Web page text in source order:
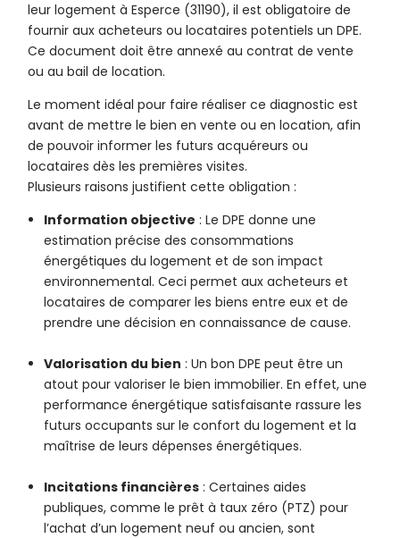
leur logement à Esperce (31190), il est obligatoire de
fournir aux acheteurs ou locataires potentiels un DPE.
Ce document doit être annexé au contrat de vente
ou au bail de location.
Le moment idéal pour faire réaliser ce diagnostic est
avant de mettre le bien en vente ou en location, afin
de pouvoir informer les futurs acquéreurs ou
locataires dès les premières visites.
Plusieurs raisons justifient cette obligation :
Information objective : Le DPE donne une
estimation précise des consommations
énergétiques du logement et de son impact
environnemental. Ceci permet aux acheteurs et
locataires de comparer les biens entre eux et de
prendre une décision en connaissance de cause.
Valorisation du bien : Un bon DPE peut être un
atout pour valoriser le bien immobilier. En effet, une
performance énergétique satisfaisante rassure les
futurs occupants sur le confort du logement et la
maîtrise de leurs dépenses énergétiques.
Incitations financières : Certaines aides
publiques, comme le prêt à taux zéro (PTZ) pour
l’achat d’un logement neuf ou ancien, sont